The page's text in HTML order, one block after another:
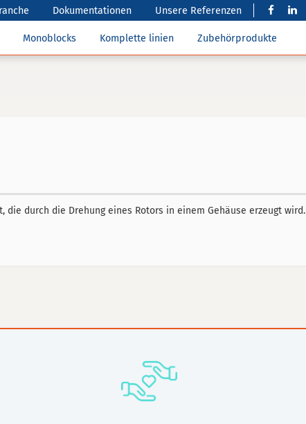
Dokumentationen Unsere Referenzen
Monoblocks Komplette linien Zubehörprodukte
durch die Drehung eines Rotors in einem Gehäuse erzeugt wird.